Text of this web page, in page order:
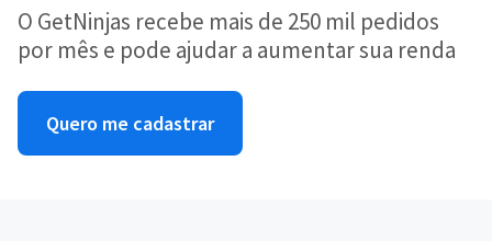
O GetNinjas recebe mais de 250 mil pedidos
por mês e pode ajudar a aumentar sua renda
Quero me cadastrar